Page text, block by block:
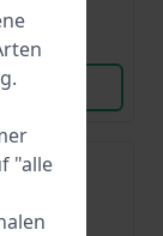
ansehen
"alle